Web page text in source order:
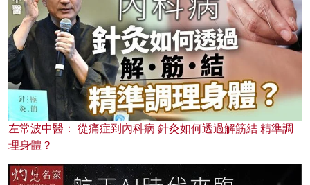
左常波中醫： 從痛症到內科病 針灸如何透過解筋結 精準調
理身體？